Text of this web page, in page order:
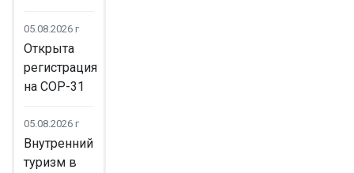
05.08.2026 г
Открыта
регистрация
на COP-31
05.08.2026 г
Внутренний
туризм в